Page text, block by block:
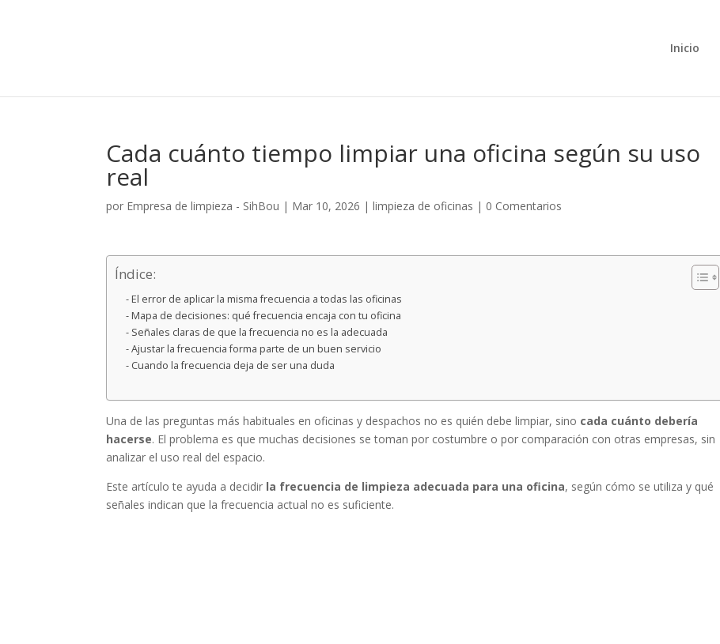
Inicio
Cada cuánto tiempo limpiar una oficina según su uso
real
por Empresa de limpieza - SihBou | Mar 10, 2026 |limpieza de oficinas | 0 Comentarios
Índice:
El error de aplicar la misma frecuencia a todas las oficinas
Mapa de decisiones: qué frecuencia encaja con tu oficina
Señales claras de que la frecuencia no es la adecuada
Ajustar la frecuencia forma parte de un buen servicio
Cuando la frecuencia deja de ser una duda
Una de las preguntas más habituales en oficinas y despachos no es quién debe limpiar, sino cada cuánto debería
hacerse. El problema es que muchas decisiones se toman por costumbre o por comparación con otras empresas, sin
analizar el uso real del espacio.
Este artículo te ayuda a decidir la frecuencia de limpieza adecuada para una oficina, según cómo se utiliza y qué
señales indican que la frecuencia actual no es suficiente.